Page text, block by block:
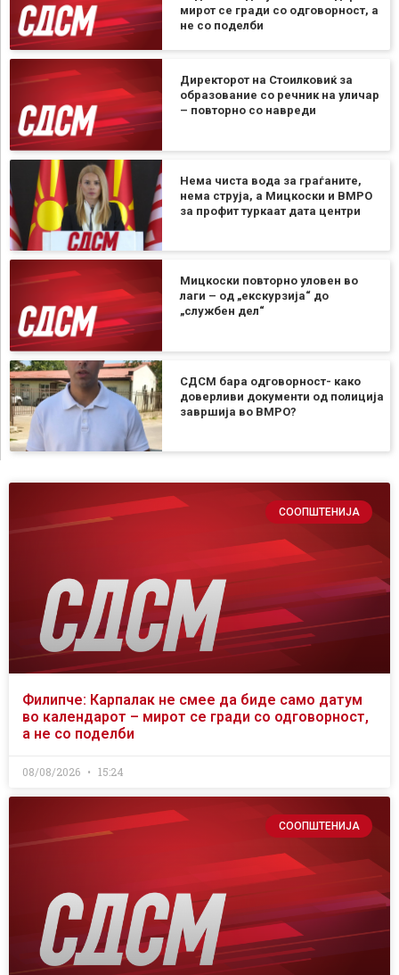
мирот се гради со одговорност, а
не со поделби
Директорот на Стоилковиќ за
образование со речник на уличар
– повторно со навреди
Нема чиста вода за граѓаните,
нема струја, а Мицкоски и ВМРО
за профит туркаат дата центри
Мицкоски повторно уловен во
лаги – од „екскурзија“ до
„службен дел“
СДСМ бара одговорност- како
доверливи документи од полиција
завршија во ВМРО?
СООПШТЕНИЈА
Филипче: Карпалак не смее да биде само датум
во календарот – мирот се гради со одговорност,
а не со поделби
08/08/2026 15:24
СООПШТЕНИЈА